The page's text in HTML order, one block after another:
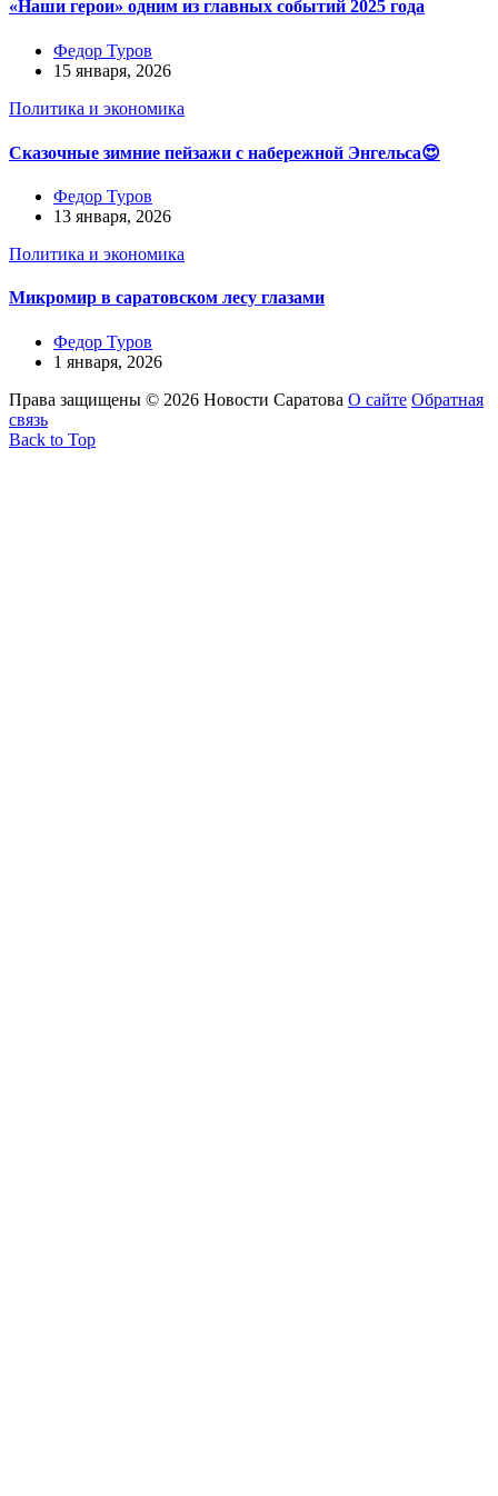
«Наши герои» одним из главных событий 2025 года
Федор Туров
15 января, 2026
Политика и экономика
Сказочные зимние пейзажи с набережной Энгельса😍
Федор Туров
13 января, 2026
Политика и экономика
Микромир в саратовском лесу глазами
Федор Туров
1 января, 2026
Права защищены © 2026 Новости Саратова О сайте Обратная
связь
Back to Top